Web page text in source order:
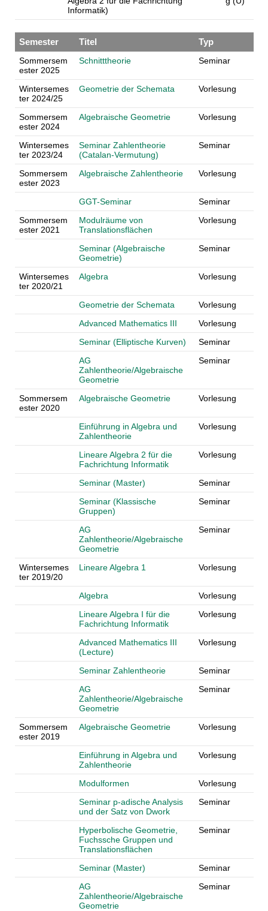
Informatik)
Semester Titel Typ
Sommersem
ester 2025
Schnitttheorie Seminar
Wintersemes
ter 2024/25
Geometrie der Schemata Vorlesung
Sommersem
ester 2024
Algebraische Geometrie Vorlesung
Wintersemes
ter 2023/24
Seminar Zahlentheorie
(Catalan-Vermutung)
Seminar
Sommersem
ester 2023
Algebraische Zahlentheorie Vorlesung
GGT-Seminar
Seminar
Sommersem
ester 2021
Modulräume von
Translationsflächen
Vorlesung
Seminar (Algebraische
Geometrie)
Seminar
Wintersemes
ter 2020/21
Algebra Vorlesung
Geometrie der Schemata
Vorlesung
Advanced Mathematics III
Vorlesung
Seminar (Elliptische Kurven)
Seminar
AG
Zahlentheorie/Algebraische
Geometrie
Seminar
Sommersem
ester 2020
Algebraische Geometrie Vorlesung
Einführung in Algebra und
Zahlentheorie
Vorlesung
Lineare Algebra 2 für die
Fachrichtung Informatik
Vorlesung
Seminar (Master)
Seminar
Seminar (Klassische
Gruppen)
Seminar
AG
Zahlentheorie/Algebraische
Geometrie
Seminar
Wintersemes
ter 2019/20
Lineare Algebra 1 Vorlesung
Algebra
Vorlesung
Lineare Algebra I für die
Fachrichtung Informatik
Vorlesung
Advanced Mathematics III
(Lecture)
Vorlesung
Seminar Zahlentheorie
Seminar
AG
Zahlentheorie/Algebraische
Geometrie
Seminar
Sommersem
ester 2019
Algebraische Geometrie Vorlesung
Einführung in Algebra und
Zahlentheorie
Vorlesung
Modulformen
Vorlesung
Seminar p-adische Analysis
und der Satz von Dwork
Seminar
Hyperbolische Geometrie,
Fuchssche Gruppen und
Translationsflächen
Seminar
Seminar (Master)
Seminar
AG
Zahlentheorie/Algebraische
Geometrie
Seminar